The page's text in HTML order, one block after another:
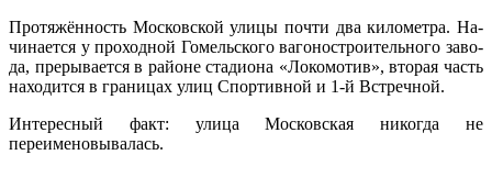
Протяжённость Мо­сковской улицы поч­ти два километра. На­
чинается у проходной Гомельского вагоно­строительного заво­
да, прерывается в рай­оне стадиона «Локо­мотив», вторая часть
находится в границах улиц Спортивной и 1-й Встречной.
Интересный факт: улица Московская ни­когда не
переименовывалась.